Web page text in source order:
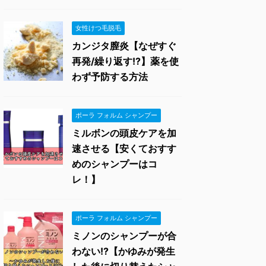
女性けつ毛脱毛
カンジタ膣炎【なぜすぐ
再発/繰り返す!?】薬を使
わず予防する方法
ポーラ フォルム シャンプー
ミルボンの頭皮ケアを加
速させる【安くておすす
めのシャンプーはコ
レ！】
ポーラ フォルム シャンプー
ミノンのシャンプーが合
わない!?【かゆみが発生